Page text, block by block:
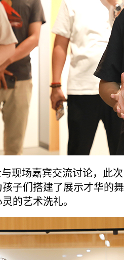
现场嘉宾交流讨论，此
子们搭建了展示才华的
的艺术洗礼。